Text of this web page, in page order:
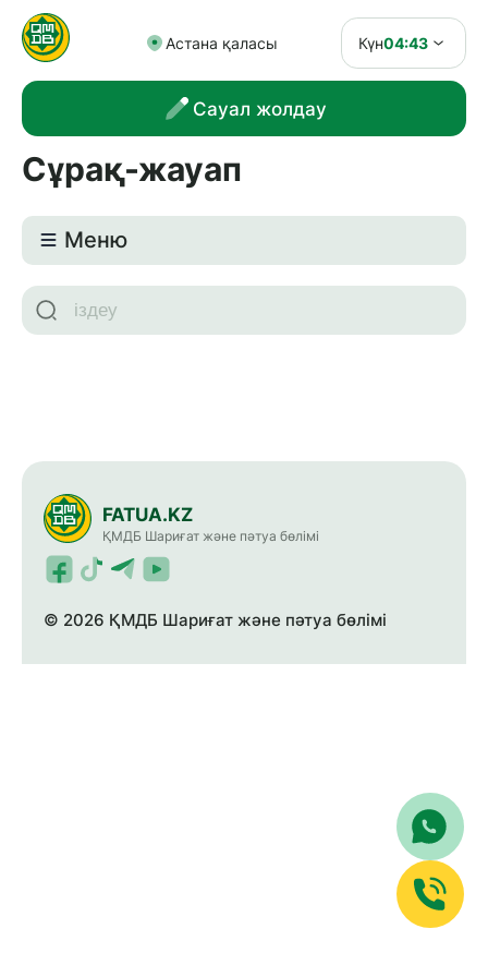
Астана қаласы Күн04:43
Сауал жолдау
Сұрақ-жауап
Meню
FATUA.KZ
ҚМДБ Шариғат және пәтуа бөлімі
© 2026 ҚМДБ Шариғат және пәтуа бөлімі